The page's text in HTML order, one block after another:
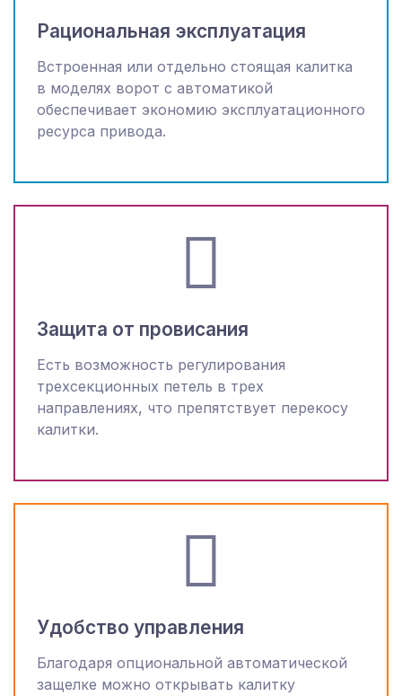
Рациональная эксплуатация
Встроенная или отдельно стоящая калитка
в моделях ворот с автоматикой
обеспечивает экономию эксплуатационного
ресурса привода.
Защита от провисания
Есть возможность регулирования
трехсекционных петель в трех
направлениях, что препятствует перекосу
калитки.
Удобство управления
Благодаря опциональной автоматической
защелке можно открывать калитку